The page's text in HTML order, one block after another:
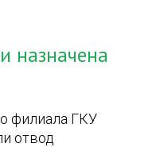
назначена
филиала ГКУ
отвод